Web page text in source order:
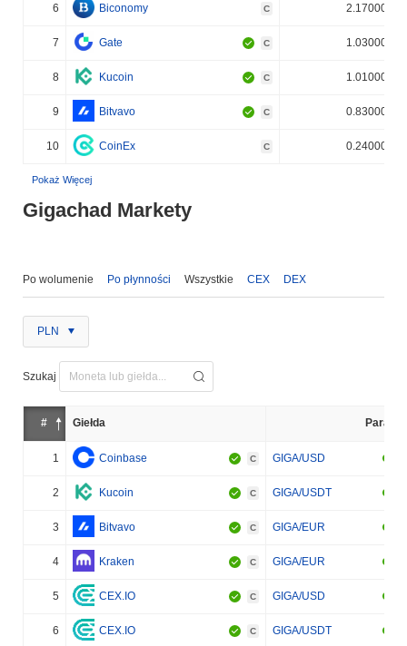
6 Biconomy C 2.170000%
7 Gate C 1.030000%
8 Kucoin C 1.010000%
9 Bitvavo C 0.830000%
10 CoinEx C 0.240000%
Pokaż Więcej
Gigachad Markety
Po wolumenie Po płynności Wszystkie CEX DEX
PLN
Szukaj
# Giełda Para
1 Coinbase C GIGA/USD
2 Kucoin C GIGA/USDT
3 Bitvavo C GIGA/EUR
4 Kraken C GIGA/EUR
5 CEX.IO C GIGA/USD
6 CEX.IO C GIGA/USDT